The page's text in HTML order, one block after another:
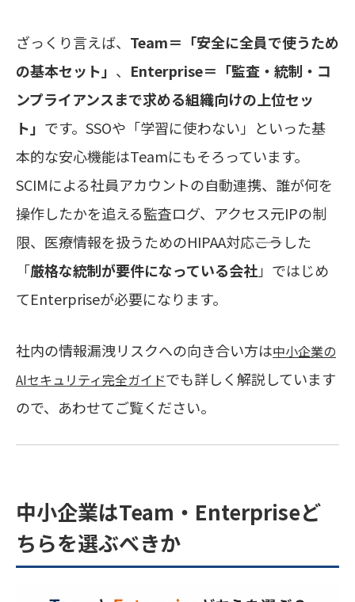
ざっくり言えば、 Team＝「安全に全員で使うため
の基本セット」 、 Enterprise＝「監査・統制・コ
ンプライアンスまで求める組織向けの上位セッ
ト」 です。SSOや「学習に使わない」といった基
本的な安心機能はTeamにもそろっています。
SCIMによる社員アカウントの自動連携、誰が何を
操作したかを追える監査ログ、アクセス元IPの制
限、医療情報を扱うためのHIPAA対応――こうした
「厳格な統制が要件になっている会社」ではじめ
てEnterpriseが必要になります。
社内の情報漏洩リスクへの向き合い方は中小企業の
AIセキュリティ完全ガイドでも詳しく解説しています
ので、あわせてご覧ください。
中小企業はTeam・Enterpriseど
ちらを選ぶべきか